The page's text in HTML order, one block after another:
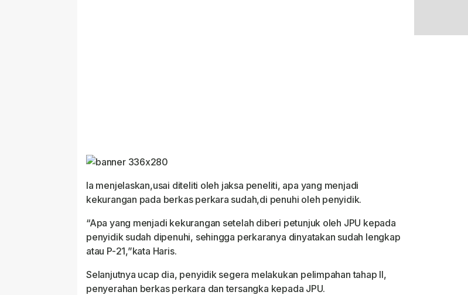
Ia menjelaskan,usai diteliti oleh jaksa peneliti, apa yang menjadi
kekurangan pada berkas perkara sudah,di penuhi oleh penyidik.
“Apa yang menjadi kekurangan setelah diberi petunjuk oleh JPU kepada
penyidik sudah dipenuhi, sehingga perkaranya dinyatakan sudah lengkap
atau P-21,”kata Haris.
Selanjutnya ucap dia, penyidik segera melakukan pelimpahan tahap II,
penyerahan berkas perkara dan tersangka kepada JPU.